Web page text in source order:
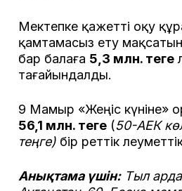
Мектепке қажетті оқу
қамтамасыз ету
бар балаға 5,3 млн. теңге
тағайындалды.
9 Мамыр «Жеңіс күніне»
56,1 млн. теңге (50-АЕК
теңге) бір реттік
Анықтама үшін: Тыл